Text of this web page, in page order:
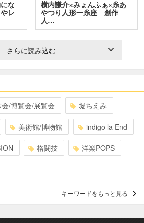
な
レ
横内謙介×みょんふぁ×糸あ
やつり人形一糸座 創作
人…
さらに読み込む
会/博覧会/展覧会 堀ちえみ
美術館/博物館 indigo la End
格闘技 洋楽POPS
キーワードをもっと見る